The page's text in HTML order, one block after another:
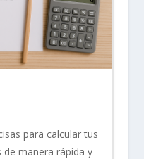
para calcular tus
manera rápida y